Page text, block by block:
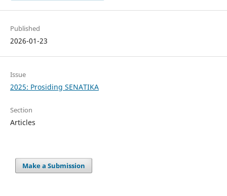
Published
2026-01-23
Issue
2025: Prosiding SENATIKA
Section
Articles
Make a Submission